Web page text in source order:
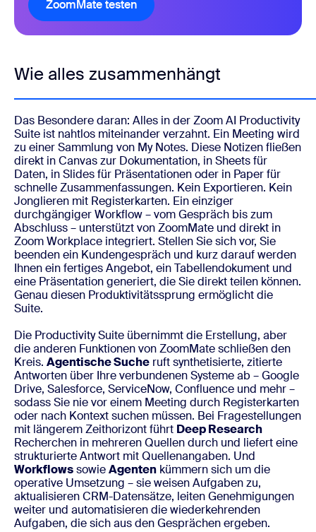
ZoomMate testen
Wie alles zusammenhängt
Das Besondere daran: Alles in der Zoom AI Productivity
Suite ist nahtlos miteinander verzahnt. Ein Meeting wird
zu einer Sammlung von My Notes. Diese Notizen fließen
direkt in Canvas zur Dokumentation, in Sheets für
Daten, in Slides für Präsentationen oder in Paper für
schnelle Zusammenfassungen. Kein Exportieren. Kein
Jonglieren mit Registerkarten. Ein einziger
durchgängiger Workflow – vom Gespräch bis zum
Abschluss – unterstützt von ZoomMate und direkt in
Zoom Workplace integriert. Stellen Sie sich vor, Sie
beenden ein Kundengespräch und kurz darauf werden
Ihnen ein fertiges Angebot, ein Tabellendokument und
eine Präsentation generiert, die Sie direkt teilen können.
Genau diesen Produktivitätssprung ermöglicht die
Suite.
Die Productivity Suite übernimmt die Erstellung, aber
die anderen Funktionen von ZoomMate schließen den
Kreis. Agentische Suche ruft synthetisierte, zitierte
Antworten über Ihre verbundenen Systeme ab – Google
Drive, Salesforce, ServiceNow, Confluence und mehr –
sodass Sie nie vor einem Meeting durch Registerkarten
oder nach Kontext suchen müssen. Bei Fragestellungen
mit längerem Zeithorizont führt Deep Research
Recherchen in mehreren Quellen durch und liefert eine
strukturierte Antwort mit Quellenangaben. Und
WorkflowssowieAgenten kümmern sich um die
operative Umsetzung – sie weisen Aufgaben zu,
aktualisieren CRM-Datensätze, leiten Genehmigungen
weiter und automatisieren die wiederkehrenden
Aufgaben, die sich aus den Gesprächen ergeben.